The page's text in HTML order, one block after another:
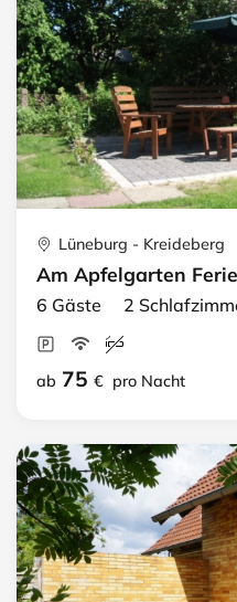
Lüneburg - Kreideberg
6 Gäste 2
ab 75 € pro Nacht